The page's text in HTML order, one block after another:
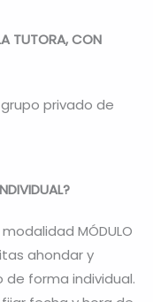
TUTORA, CON
privado de
MÓDULO
ahondar y
forma individual.